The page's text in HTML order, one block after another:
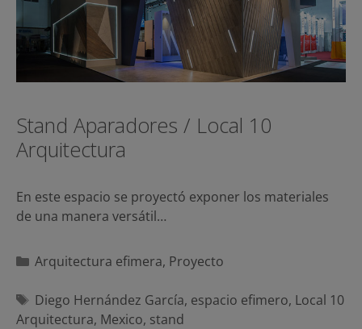
Stand Aparadores / Local 10
Arquitectura
En este espacio se proyectó exponer los materiales
de una manera versátil…
Categorías
Arquitectura efimera, Proyecto
Etiquetas
Diego Hernández García, espacio efimero, Local 10
Arquitectura, Mexico, stand